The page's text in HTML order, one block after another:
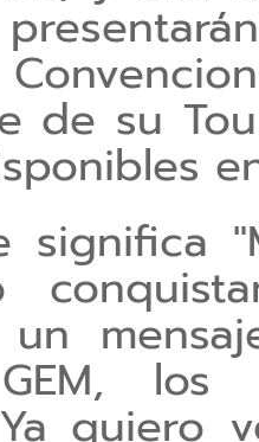
de su
significa
los
quiero